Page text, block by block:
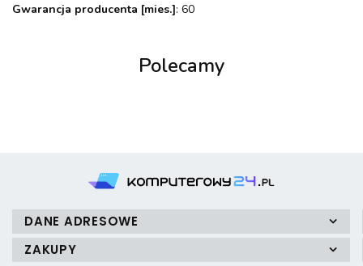
Gwarancja producenta [mies.]: 60
Polecamy
DANE ADRESOWE
ZAKUPY